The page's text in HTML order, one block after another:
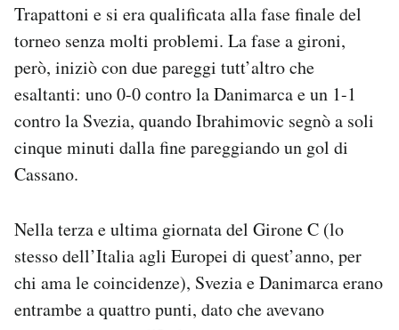
Trapattoni e si era qualificata alla fase finale del
torneo senza molti problemi. La fase a gironi,
però, iniziò con due pareggi tutt’altro che
esaltanti: uno 0-0 contro la Danimarca e un 1-1
contro la Svezia, quando Ibrahimovic segnò a soli
cinque minuti dalla fine pareggiando un gol di
Cassano.
Nella terza e ultima giornata del Girone C (lo
stesso dell’Italia agli Europei di quest’anno, per
chi ama le coincidenze), Svezia e Danimarca erano
entrambe a quattro punti, dato che avevano